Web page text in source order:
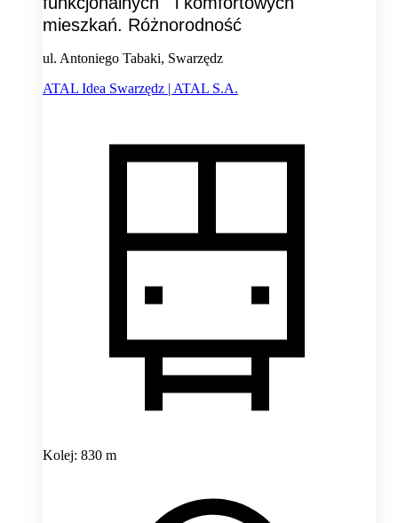
mieszkań. Różnorodność
ul. Antoniego Tabaki, Swarzędz
ATAL Idea Swarzędz | ATAL S.A.
Kolej: 830 m